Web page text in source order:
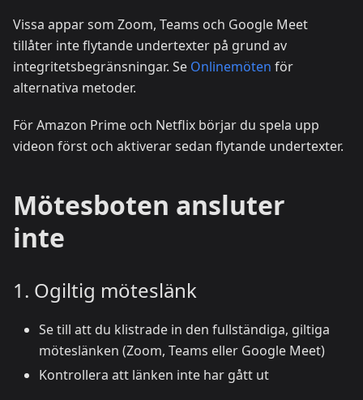
Vissa appar som Zoom, Teams och Google Meet
tillåter inte flytande undertexter på grund av
integritetsbegränsningar. Se Onlinemöten för
alternativa metoder.
För Amazon Prime och Netflix börjar du spela upp
videon först och aktiverar sedan flytande undertexter.
Mötesboten ansluter
inte
1. Ogiltig möteslänk
Se till att du klistrade in den fullständiga, giltiga
möteslänken (Zoom, Teams eller Google Meet)
Kontrollera att länken inte har gått ut